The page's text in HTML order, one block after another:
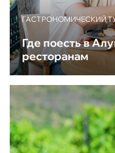
ГАСТРОНОМИЧЕСКИЙ
Где поесть в
ресторанам